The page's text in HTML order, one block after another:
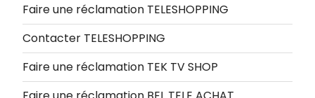
Faire une réclamation TELESHOPPING
Contacter TELESHOPPING
Faire une réclamation TEK TV SHOP